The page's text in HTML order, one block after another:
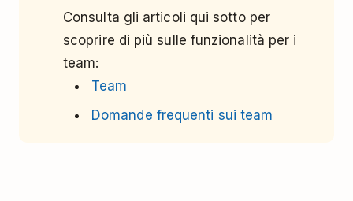
Consulta gli articoli qui sotto per
scoprire di più sulle funzionalità per i
team:
Team
Domande frequenti sui team